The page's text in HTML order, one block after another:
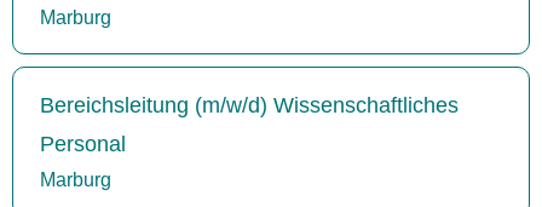
Marburg
Bereichsleitung (m/w/d) Wissenschaftliches
Personal
Marburg